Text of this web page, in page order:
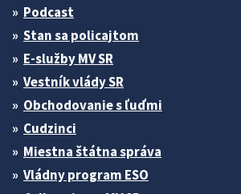
Podcast
Stan sa policajtom
E-služby MV SR
Vestník vlády SR
Obchodovanie s ľuďmi
Cudzinci
Miestna štátna správa
Vládny program ESO